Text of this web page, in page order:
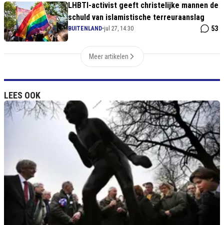
LHBTI-activist geeft christelijke mannen de
schuld van islamistische terreuraanslag
BUITENLAND•jul 27, 14:30 53
Meer artikelen
LEES OOK